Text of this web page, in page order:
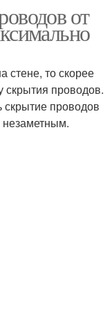
от
стене, то скорее
скрытия проводов.
скрытие проводов
незаметным.